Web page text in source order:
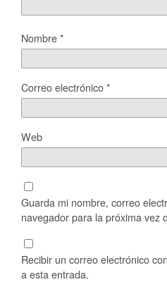
Nombre*
Correo electrónico*
Web
Guarda mi nombre, correo
navegador para la próxima vez
Recibir un correo electrónico
a esta entrada.